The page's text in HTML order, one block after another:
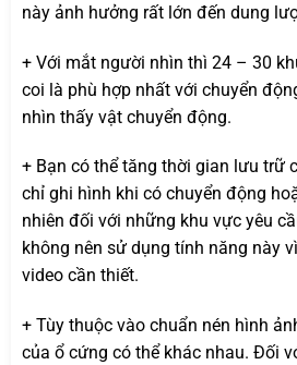
này ảnh hưởng rất lớn đến dung
+ Với mắt người nhìn thì 24 – 30
coi là phù hợp nhất với chuyển
nhìn thấy vật chuyển động.
+ Bạn có thể tăng thời gian lưu trữ
chỉ ghi hình khi có chuyển động
nhiên đối với những khu vực yêu
không nên sử dụng tính năng này
video cần thiết.
+ Tùy thuộc vào chuẩn nén hình
của ổ cứng có thể khác nhau. Đối